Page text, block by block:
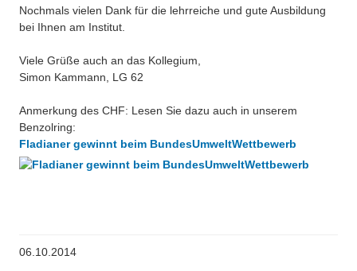
Nochmals vielen Dank für die lehrreiche und gute Ausbildung
bei Ihnen am Institut.
Viele Grüße auch an das Kollegium,
Simon Kammann, LG 62
Anmerkung des CHF: Lesen Sie dazu auch in unserem
Benzolring:
Fladianer gewinnt beim BundesUmweltWettbewerb
06.10.2014